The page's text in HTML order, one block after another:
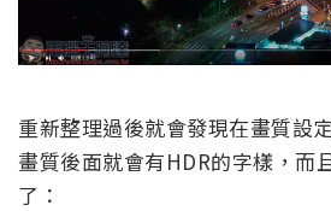
重新整理過後就會發現在畫質設
畫質後面就會有HDR的字樣，而
了：